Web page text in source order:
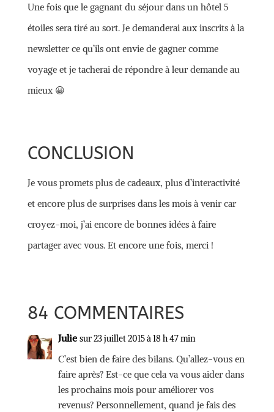
Une fois que le gagnant du séjour dans un hôtel 5
étoiles sera tiré au sort. Je demanderai aux inscrits à la
newsletter ce qu’ils ont envie de gagner comme
voyage et je tacherai de répondre à leur demande au
mieux 😀
CONCLUSION
Je vous promets plus de cadeaux, plus d’interactivité
et encore plus de surprises dans les mois à venir car
croyez-moi, j’ai encore de bonnes idées à faire
partager avec vous. Et encore une fois, merci !
84 COMMENTAIRES
Julie sur 23 juillet 2015 à 18 h 47 min
C’est bien de faire des bilans. Qu’allez-vous en
faire après? Est-ce que cela va vous aider dans
les prochains mois pour améliorer vos
revenus? Personnellement, quand je fais des